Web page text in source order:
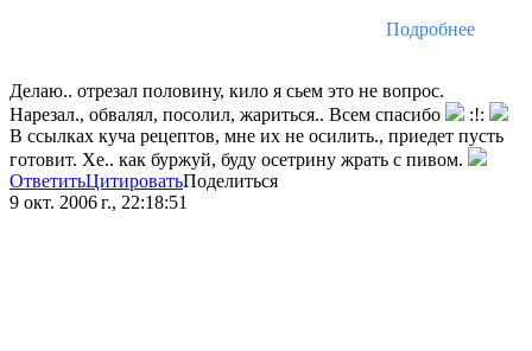
Подробнее
Делаю.. отрезал половину, кило я сьем это не вопрос.
Нарезал., обвалял, посолил, жариться.. Всем спасибо
:!:
В ссылках куча рецептов, мне их не осилить., приедет пусть
готовит. Хе.. как буржуй, буду осетрину жрать с пивом.
ОтветитьЦитироватьПоделиться
9 окт. 2006 г., 22:18:51